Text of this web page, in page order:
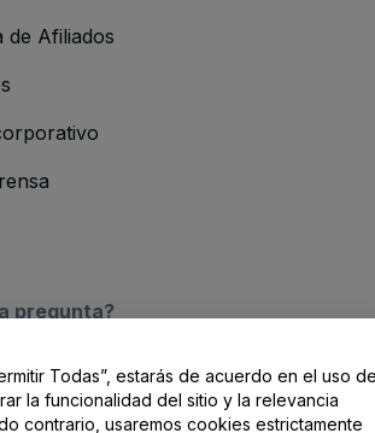
de Afiliados
pregunta?
Ayuda / Contacto
Todas”, estarás de acuerdo en el uso
la funcionalidad del sitio y la relevancia
contrario, usaremos cookies estrictamente